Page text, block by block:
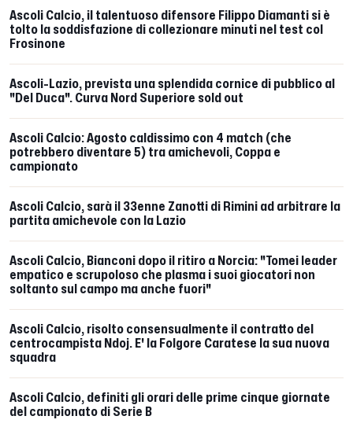
Ascoli Calcio, il talentuoso difensore Filippo Diamanti si è
tolto la soddisfazione di collezionare minuti nel test col
Frosinone
Ascoli-Lazio, prevista una splendida cornice di pubblico al
"Del Duca". Curva Nord Superiore sold out
Ascoli Calcio: Agosto caldissimo con 4 match (che
potrebbero diventare 5) tra amichevoli, Coppa e
campionato
Ascoli Calcio, sarà il 33enne Zanotti di Rimini ad arbitrare la
partita amichevole con la Lazio
Ascoli Calcio, Bianconi dopo il ritiro a Norcia: "Tomei leader
empatico e scrupoloso che plasma i suoi giocatori non
soltanto sul campo ma anche fuori"
Ascoli Calcio, risolto consensualmente il contratto del
centrocampista Ndoj. E' la Folgore Caratese la sua nuova
squadra
Ascoli Calcio, definiti gli orari delle prime cinque giornate
del campionato di Serie B